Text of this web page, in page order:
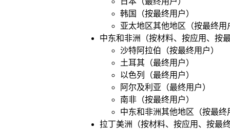
韩国（按最终用户）
亚太地区其他地区（按最终用
中东和非洲（按材料、按应用、按
沙特阿拉伯（按最终用户）
土耳其（最终用户）
以色列（最终用户）
阿尔及利亚（最终用户）
南非（按最终用户）
中东和非洲其他地区（按最终
拉丁美洲（按材料、按应用、按最